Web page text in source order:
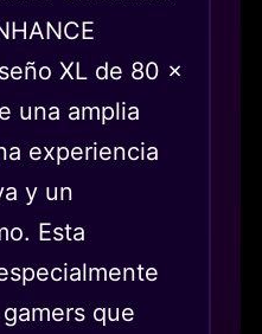
XL de 80 x
una amplia
experiencia
y un
Esta
que